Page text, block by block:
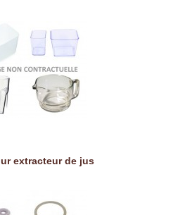
extracteur de jus